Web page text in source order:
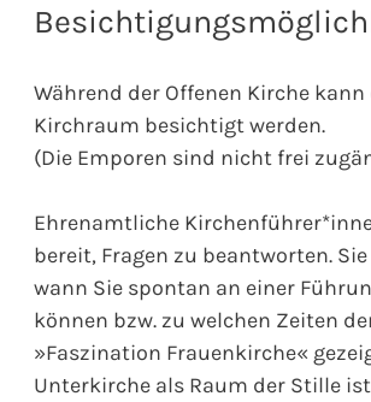
Während der Offenen Kirche kann
Kirchraum besichtigt werden.
(Die Emporen sind nicht frei
Ehrenamtliche
bereit, Fragen zu beantworten.
wann Sie spontan an einer
können bzw. zu welchen Zeiten
»Faszination Frauenkirche«
Unterkirche als Raum der Stille